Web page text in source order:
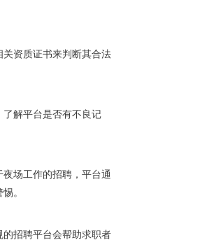
资质证书来判断其合法
解平台是否有不良记
场工作的招聘，平台通
。
招聘平台会帮助求职者